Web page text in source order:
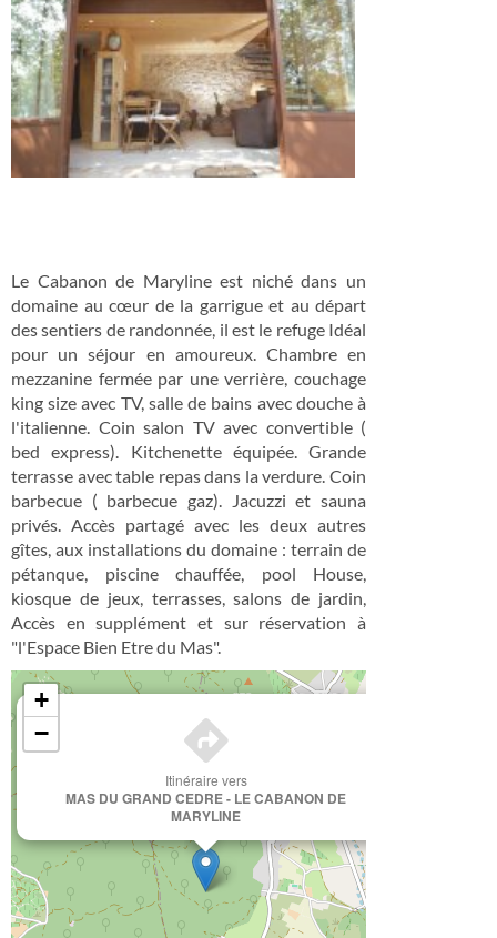
Le Cabanon de Maryline est niché dans un
domaine au cœur de la garrigue et au départ
des sentiers de randonnée, il est le refuge Idéal
pour un séjour en amoureux. Chambre en
mezzanine fermée par une verrière, couchage
king size avec TV, salle de bains avec douche à
l'italienne. Coin salon TV avec convertible (
bed express). Kitchenette équipée. Grande
terrasse avec table repas dans la verdure. Coin
barbecue ( barbecue gaz). Jacuzzi et sauna
privés. Accès partagé avec les deux autres
gîtes, aux installations du domaine : terrain de
pétanque, piscine chauffée, pool House,
kiosque de jeux, terrasses, salons de jardin,
Accès en supplément et sur réservation à
"l'Espace Bien Etre du Mas".
Itinéraire vers
MAS DU GRAND CEDRE - LE CABANON DE
MARYLINE
+
−